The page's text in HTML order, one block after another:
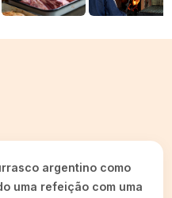
argentino como
uma refeição com uma